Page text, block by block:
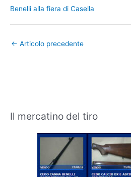
Benelli alla fiera di Casella
← Articolo precedente
Il mercatino del tiro